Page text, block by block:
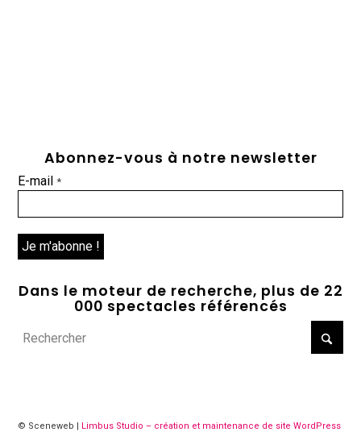
Abonnez-vous à notre newsletter
E-mail*
Dans le moteur de recherche, plus de 22
000 spectacles référencés
© Sceneweb | Limbus Studio – création et maintenance de site WordPress